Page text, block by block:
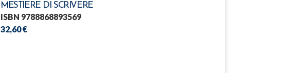
MESTIERE DI SCRIVERE
ISBN 9788868893569
32,60 €